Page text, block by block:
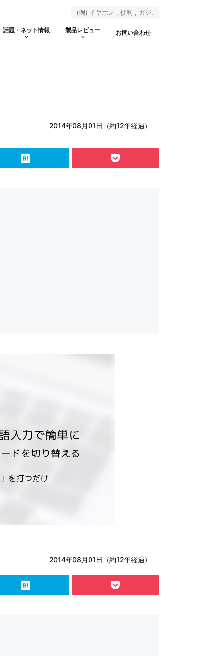
話題・ネット情報 製品レビュー お問い合わせ
2014年08月01日（約12年経過）
2014年08月01日（約12年経過）